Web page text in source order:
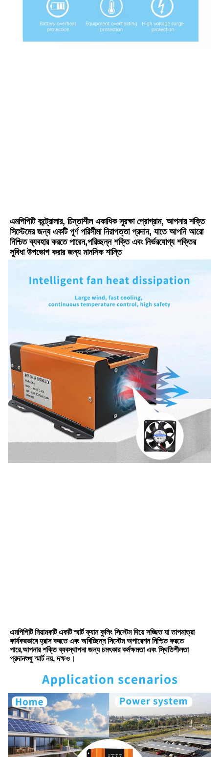
এমপিপিটি কন্ট্রোলার, চিন্তাশীল একাধিক সুরক্ষা প্রোগ্রাম, আপনার শক্তি
সিস্টেমের জন্য একটি পূর্ণ পরিসীমা নিরাপত্তা প্রদান, যাতে আপনি আরো
নিশ্চিত ব্যবহার করতে পারেন,পরিচ্ছন্ন শক্তি এবং নির্ভরযোগ্য শক্তির
সুবিধা উপভোগ করার জন্য মানসিক শান্তি
এমপিপিটি নিয়ামকটি একটি স্মার্ট ফ্যান কুলিং সিস্টেম দিয়ে সজ্জিত যা তাপমাত্রা
কার্যকরভাবে হ্রাস করতে এবং অবিচ্ছিন্ন সিস্টেম অপারেশন নিশ্চিত করতে
পারে,আপনার শক্তি ব্যবস্থাপনা জন্য চমৎকার কর্মক্ষমতা এবং স্থিতিশীলতা
প্রদানশুধু স্মার্ট নয়, দক্ষও।